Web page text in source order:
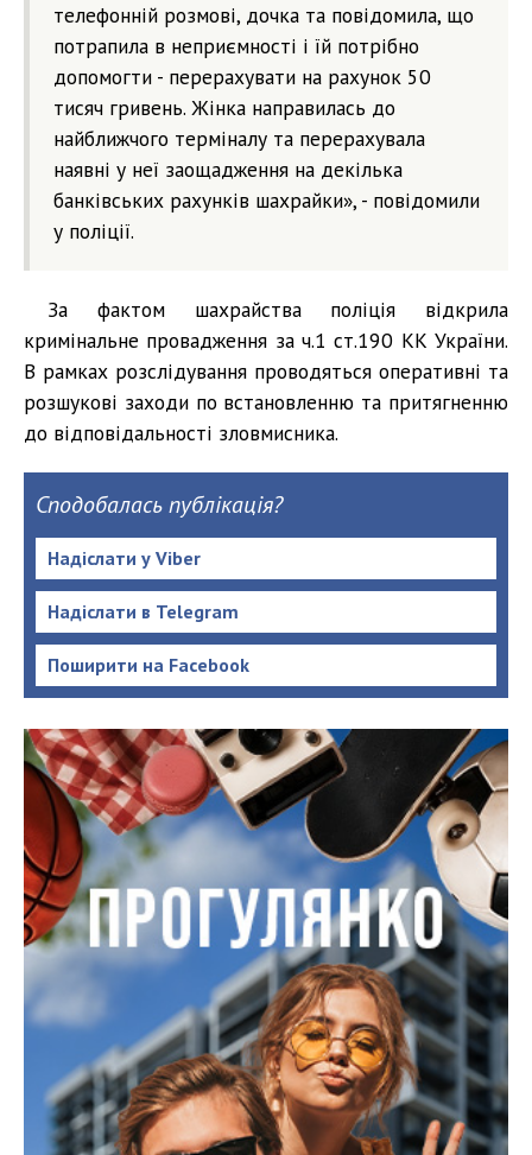
телефонній розмові, дочка та повідомила, що
потрапила в неприємності і їй потрібно
допомогти - перерахувати на рахунок 50
тисяч гривень. Жінка направилась до
найближчого терміналу та перерахувала
наявні у неї заощадження на декілька
банківських рахунків шахрайки», - повідомили
у поліції.
За фактом шахрайства поліція відкрила
кримінальне провадження за ч.1 ст.190 КК України.
В рамках розслідування проводяться оперативні та
розшукові заходи по встановленню та притягненню
до відповідальності зловмисника.
Сподобалась публікація?
Надіслати у Viber
Надіслати в Telegram
Поширити на Facebook